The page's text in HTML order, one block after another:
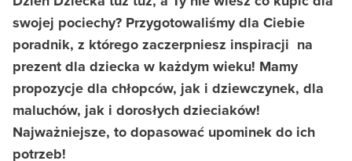
swojej pociechy? Przygotowaliśmy dla Ciebie
poradnik, z którego zaczerpniesz inspiracji na
prezent dla dziecka w każdym wieku! Mamy
propozycje dla chłopców, jak i dziewczynek, dla
maluchów, jak i dorosłych dzieciaków!
Najważniejsze, to dopasować upominek do ich
potrzeb!